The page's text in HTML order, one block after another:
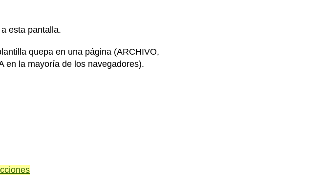
esta pantalla.
quepa en una página (ARCHIVO,
en la mayoría de los navegadores).